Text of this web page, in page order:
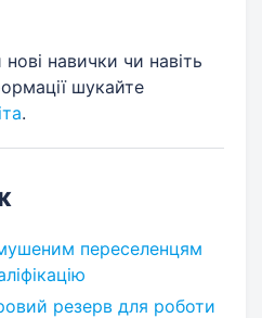
навички чи навіть
шукайте
.
переселенцям
резерв для роботи